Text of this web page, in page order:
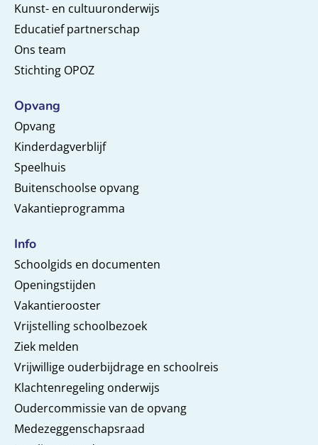
Kunst- en cultuuronderwijs
Educatief partnerschap
Ons team
Stichting OPOZ
Opvang
Opvang
Kinderdagverblijf
Speelhuis
Buitenschoolse opvang
Vakantieprogramma
Info
Schoolgids en documenten
Openingstijden
Vakantierooster
Vrijstelling schoolbezoek
Ziek melden
Vrijwillige ouderbijdrage en schoolreis
Klachtenregeling onderwijs
Oudercommissie van de opvang
Medezeggenschapsraad